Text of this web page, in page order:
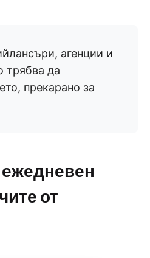
агенции и
трябва да
прекарано за
от